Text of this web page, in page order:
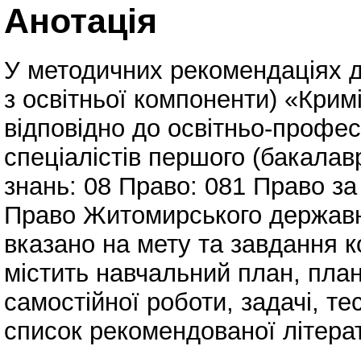
Анотація
У методичних рекомендаціях
з освітньої компоненти)
відповідно до освітньо-
спеціалістів першого
знань: 08 Право: 081 Право
Право Житомирського
вказано на мету та завдання
містить навчальний план,
самостійної роботи, задачі,
список рекомендованої